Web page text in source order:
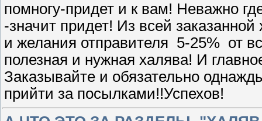
помногу-придет и к вам! Неважно
-значит придет! Из всей
и желания отправителя 5-25% от
полезная и нужная халява! И
Заказывайте и обязательно
прийти за посылками!!Успехов!